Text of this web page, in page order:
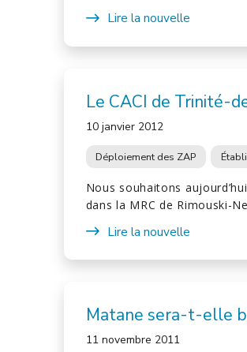
Lire la nouvelle
Le CACI de Trinité-
10 janvier 2012
Déploiement des ZAP
Nous souhaitons
dans la MRC de Rimouski-
Lire la nouvelle
Matane sera-t-elle
11 novembre 2011